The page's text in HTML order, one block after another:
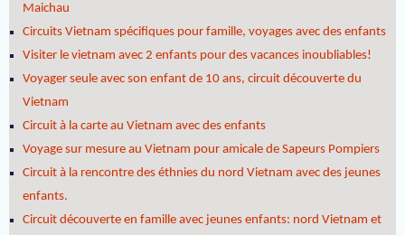
Maichau
Circuits Vietnam spécifiques pour famille, voyages avec des enfants
Visiter le vietnam avec 2 enfants pour des vacances inoubliables!
Voyager seule avec son enfant de 10 ans, circuit découverte du
Vietnam
Circuit à la carte au Vietnam avec des enfants
Voyage sur mesure au Vietnam pour amicale de Sapeurs Pompiers
Circuit à la rencontre des éthnies du nord Vietnam avec des jeunes
enfants.
Circuit découverte en famille avec jeunes enfants: nord Vietnam et